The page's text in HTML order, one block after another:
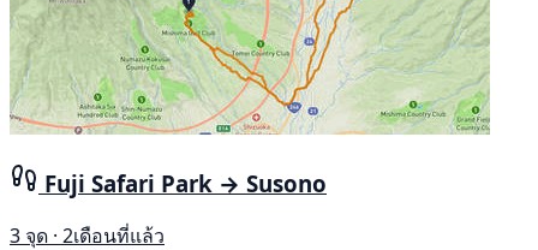
Fuji Safari Park → Susono
3 จุด · 2เดือนที่แล้ว